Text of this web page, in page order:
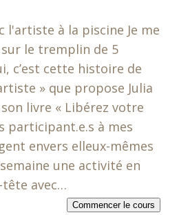
l'artiste à la piscine Je me
le tremplin de 5
c’est cette histoire de
» que propose Julia
livre « Libérez votre
participant.e.s à mes
envers elleux-mêmes
une activité en
avec…
Commencer le cours